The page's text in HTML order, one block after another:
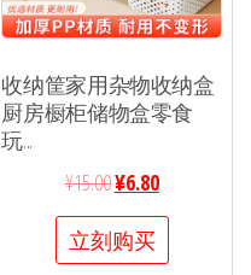
收纳筐家用杂物收纳盒
厨房橱柜储物盒零食
玩...
¥15.00¥6.80
立刻购买